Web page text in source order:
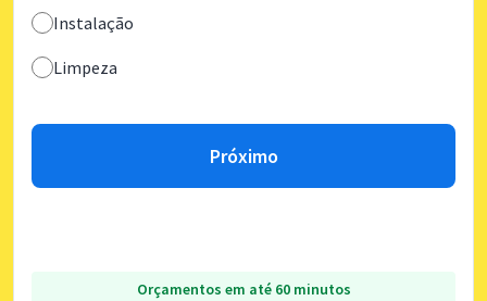
Instalação
Limpeza
Próximo
Orçamentos em até 60 minutos